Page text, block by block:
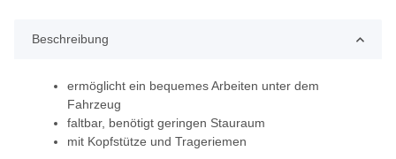
Beschreibung
ermöglicht ein bequemes Arbeiten unter dem
Fahrzeug
faltbar, benötigt geringen Stauraum
mit Kopfstütze und Trageriemen